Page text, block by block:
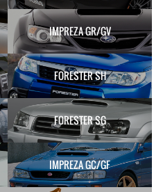
IMPREZA GR/GV
FORESTER SH
FORESTER SG
IMPREZA GC/GF